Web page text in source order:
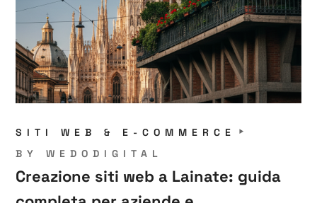
SITI WEB & E-COMMERCE
BYWEDODIGITAL
Creazione siti web a Lainate: guida